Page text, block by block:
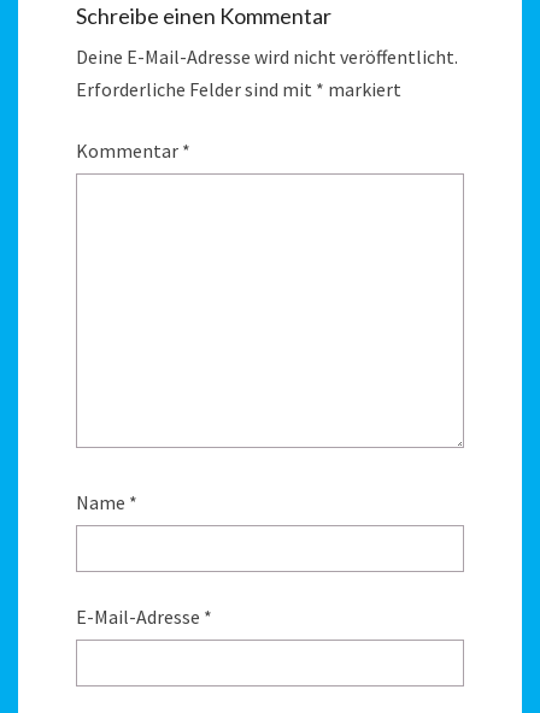
Schreibe einen Kommentar
Deine E-Mail-Adresse wird nicht veröffentlicht.
Erforderliche Felder sind mit * markiert
Kommentar *
Name *
E-Mail-Adresse *